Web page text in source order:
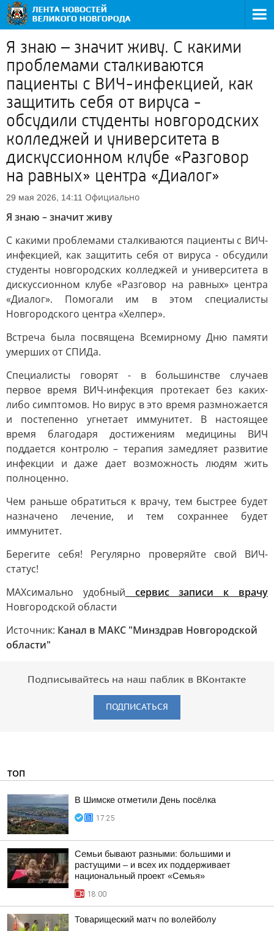
Я знаю – значит живу. С какими
проблемами сталкиваются
пациенты с ВИЧ-инфекцией, как
защитить себя от вируса -
обсудили студенты новгородских
колледжей и университета в
дискуссионном клубе «Разговор
на равных» центра «Диалог»
29 мая 2026, 14:11 Официально
Я знаю – значит живу
С какими проблемами сталкиваются пациенты с ВИЧ-
инфекцией, как защитить себя от вируса - обсудили
студенты новгородских колледжей и университета в
дискуссионном клубе «Разговор на равных» центра
«Диалог». Помогали им в этом специалисты
Новгородского центра «Хелпер».
Встреча была посвящена Всемирному Дню памяти
умерших от СПИДа.
Специалисты говорят - в большинстве случаев
первое время ВИЧ-инфекция протекает без каких-
либо симптомов. Но вирус в это время размножается
и постепенно угнетает иммунитет. В настоящее
время благодаря достижениям медицины ВИЧ
поддается контролю – терапия замедляет развитие
инфекции и даже дает возможность людям жить
полноценно.
Чем раньше обратиться к врачу, тем быстрее будет
назначено лечение, и тем сохраннее будет
иммунитет.
Берегите себя! Регулярно проверяйте свой ВИЧ-
статус!
МАХсимально удобный сервис записи к врачу
Новгородской области
Источник: Канал в МАКС "Минздрав Новгородской
области"
Подписывайтесь на наш паблик в ВКонтакте
ПОДПИСАТЬСЯ
ТОП
В Шимске отметили День посёлка
17:25
Семьи бывают разными: большими и
растущими – и всех их поддерживает
национальный проект «Семья»
18:00
Товарищеский матч по волейболу